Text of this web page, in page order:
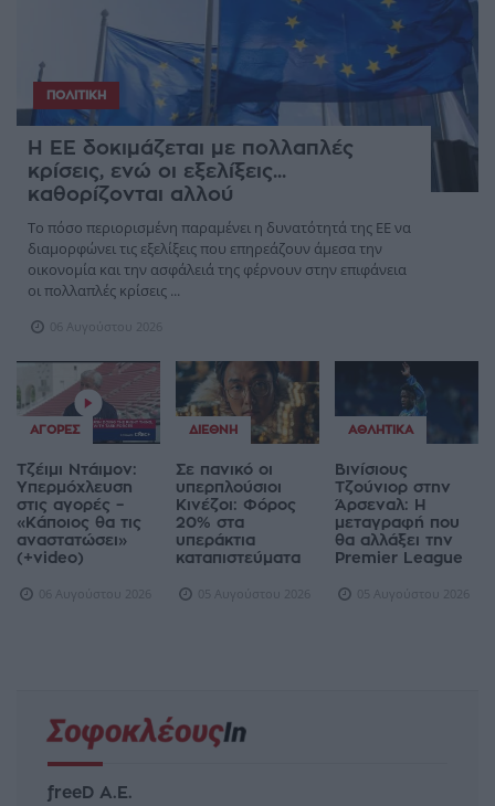
ΠΟΛΙΤΙΚΉ
Η ΕΕ δοκιμάζεται με πολλαπλές
κρίσεις, ενώ οι εξελίξεις...
καθορίζονται αλλού
Το πόσο περιορισμένη παραμένει η δυνατότητά της ΕΕ να
διαμορφώνει τις εξελίξεις που επηρεάζουν άμεσα την
οικονομία και την ασφάλειά της φέρνουν στην επιφάνεια
οι πολλαπλές κρίσεις ...
06 Αυγούστου 2026
ΑΓΟΡΈΣ
Τζέιμι Ντάιμον:
Υπερμόχλευση
στις αγορές –
«Κάποιος θα τις
αναστατώσει»
(+video)
06 Αυγούστου 2026
ΔΙΕΘΝΉ
Σε πανικό οι
υπερπλούσιοι
Κινέζοι: Φόρος
20% στα
υπεράκτια
καταπιστεύματα
05 Αυγούστου 2026
ΑΘΛΗΤΙΚΆ
Βινίσιους
Τζούνιορ στην
Άρσεναλ: Η
μεταγραφή που
θα αλλάξει την
Premier League
05 Αυγούστου 2026
freeD Α.Ε.